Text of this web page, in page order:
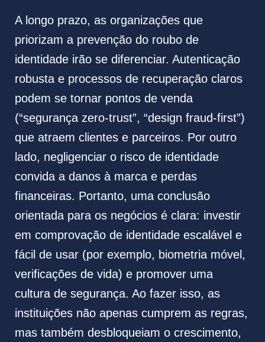
A longo prazo, as organizações que
priorizam a prevenção do roubo de
identidade irão se diferenciar. Autenticação
robusta e processos de recuperação claros
podem se tornar pontos de venda
(“segurança zero-trust”, “design fraud-first”)
que atraem clientes e parceiros. Por outro
lado, negligenciar o risco de identidade
convida a danos à marca e perdas
financeiras. Portanto, uma conclusão
orientada para os negócios é clara: investir
em comprovação de identidade escalável e
fácil de usar (por exemplo, biometria móvel,
verificações de vida) e promover uma
cultura de segurança. Ao fazer isso, as
instituições não apenas cumprem as regras,
mas também desbloqueiam o crescimento,